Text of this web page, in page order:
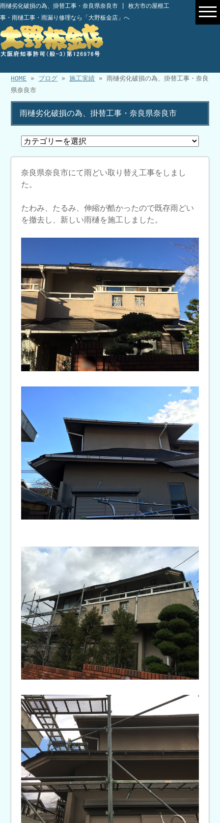
雨樋劣化破損の為、掛替工事・奈良県奈良市 | 枚方市の屋根工
事・雨樋工事・雨漏り修理なら「大野板金店」へ
HOME » ブログ »施工実績 » 雨樋劣化破損の為、掛替工事・奈良
県奈良市
雨樋劣化破損の為、掛替工事・奈良県奈良市
奈良県奈良市にて雨どい取り替え工事をしまし
た。
たわみ、たるみ、伸縮が酷かったので既存雨どい
を撤去し、新しい雨樋を施工しました。